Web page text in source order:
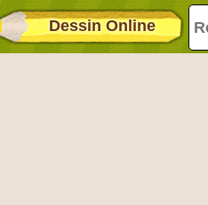
Dessin Online